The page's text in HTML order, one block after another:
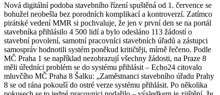
Nová digitální podoba stavebního řízení spuštěná od 1. července se
bohužel neobešla bez porodních komplikací a kontroverzí. Zatímco
pirátské vedení MMR si pochvaluje, že jen v první den se na portál
stavebníka přihlásilo 4 500 lidí a bylo odesláno 113 žádostí o
stavební povolení, samotní pracovníci stavebních úřadů a zástupci
samospráv hodnotili systém poněkud kritičtěji, mírně řečeno. Podle
MČ Praha 1 se například nezobrazují všechny žádosti, na Praze 8
měli úředníci problém se do systému přihlásit – Echo24 citovalo
mluvčího MČ Praha 8 Šalku: „Zaměstnanci stavebního úřadu Prahy
8 se od rána pokouší do ostré verze systému přihlásit. Po několika